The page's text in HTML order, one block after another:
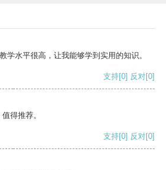
学水平很高，让我能够学到实用的知识。
支持[0] 反对[0]
得推荐。
支持[0] 反对[0]